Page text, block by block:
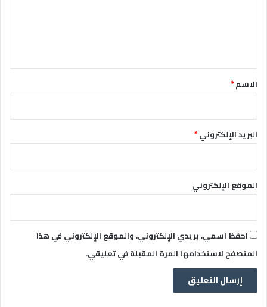
*الاسم*
البريد الإلكتروني*
الموقع الإلكتروني
احفظ اسمي، بريدي الإلكتروني، والموقع الإلكتروني في هذا
المتصفح لاستخدامها المرة المقبلة في تعليقي.